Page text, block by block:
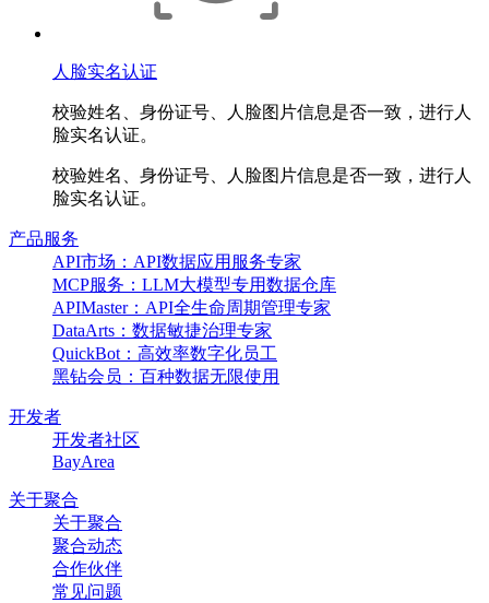
人脸实名认证
校验姓名、身份证号、人脸图片信息是否一致，进行人
脸实名认证。
校验姓名、身份证号、人脸图片信息是否一致，进行人
脸实名认证。
产品服务
API市场：API数据应用服务专家
MCP服务：LLM大模型专用数据仓库
APIMaster：API全生命周期管理专家
DataArts：数据敏捷治理专家
QuickBot：高效率数字化员工
黑钻会员：百种数据无限使用
开发者
开发者社区
BayArea
关于聚合
关于聚合
聚合动态
合作伙伴
常见问题